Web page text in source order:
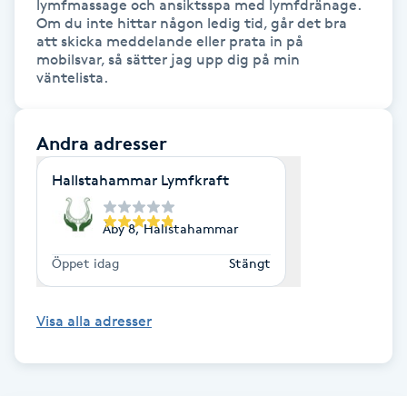
Gel naglar
Gelenaglar
Gellack
Gellack med förstärkning
Gravidmassage
Gravidyoga
lymfmassage och ansiktsspa med lymfdränage.
Om du inte hittar någon ledig tid, går det bra
att skicka meddelande eller prata in på
mobilsvar, så sätter jag upp dig på min
väntelista.
Andra adresser
Hallstahammar Lymfkraft
Åby 8, Hallstahammar
Öppet idag Stängt
Visa alla adresser